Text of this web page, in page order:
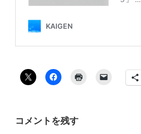
コメントを残す